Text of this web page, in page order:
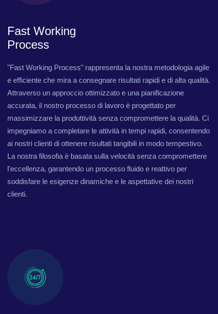
Fast Working
Process
"Fast Working Process" rappresenta la nostra metodologia agile
e efficiente che mira a consegnare risultati rapidi e di alta qualità.
Attraverso un approccio ottimizzato e una pianificazione
accurata, il nostro processo di lavoro è progettato per
massimizzare la produttività senza compromettere la qualità. Ci
impegniamo a completare le attività in tempi rapidi, consentendo
ai nostri clienti di ottenere risultati tangibili in modo tempestivo.
La nostra filosofia è basata sulla velocità senza compromettere
l'eccellenza, garantendo un processo fluido e reattivo per
soddisfare le esigenze dinamiche e le aspettative dei nostri
clienti.